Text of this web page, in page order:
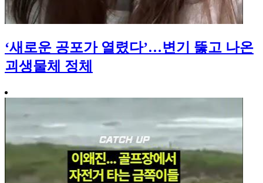
‘새로운 공포가 열렸다’…변기 뚫고 나온
괴생물체 정체